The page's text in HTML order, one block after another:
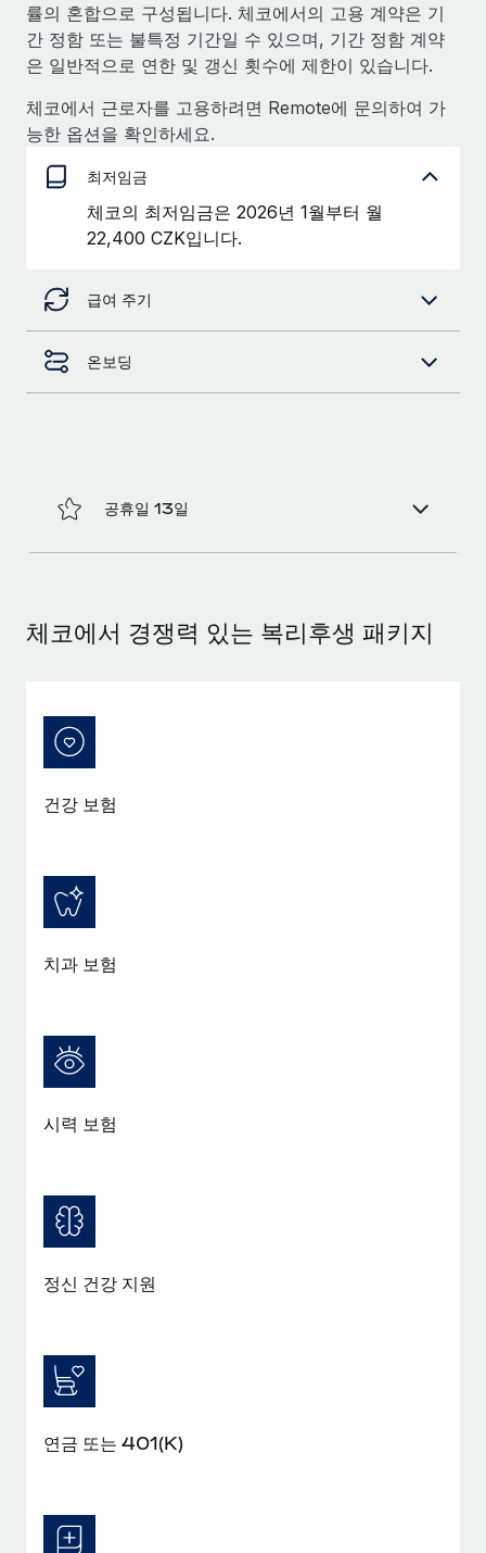
신원 조사
채용 후보자 심사 프로세스 간소화
Compliance Watchtower
규정 준수 관련 위험에 선제적으로 대응
기기 관리
전 세계 IT 장비 제공 및 추적 관리
글로벌 인재 이동 및 전근
직원 해외 이전을 간편하게 처리
사례 연구
지원받기
모든 리소스 보기
블로그
글로벌 급여
EOR 및 PEO
세금
블로그 둘러보기
장 적합 사람을 찾아 채용 및 관리하고 급여를 지급하도록 돕는 것
자세히 알아보기
채용을 확장한 방법
비디오 콘텐츠를 활용한 마케팅이 계속해서 인기를 끌면서, 기업들
니다. 그러나 대부분의 회사들은 그렇게 높은 품질의...
률의 혼합으로 구성됩니다. 체코에서의 고용 계약은 기
간 정함 또는 불특정 기간일 수 있으며, 기간 정함 계약
은 일반적으로 연한 및 갱신 횟수에 제한이 있습니다.
체코에서 근로자를 고용하려면 Remote에 문의하여 가
능한 옵션을 확인하세요.
최저임금
체코의 최저임금은 2026년 1월부터 월
22,400 CZK입니다.
급여 주기
온보딩
공휴일 13일
체코에서 경쟁력 있는 복리후생 패키지
건강 보험
치과 보험
시력 보험
정신 건강 지원
연금 또는 401(K)